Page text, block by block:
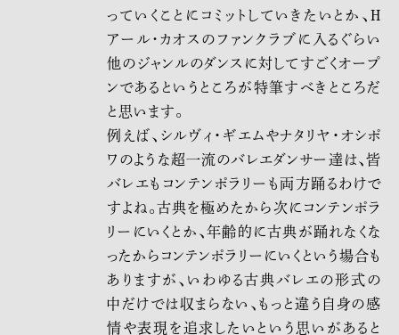
っていくことにコミットしていきたいとか、H
アール･カオスのファンクラブに入るぐらい
他のジャンルのダンスに対してすごくオープ
ンであるというところが特筆すべきところだ
と思います。
例えば、シルヴィ・ギエムやナタリヤ・オシポ
ワのような超一流のバレエダンサー達は、皆
バレエもコンテンポラリーも両方踊るわけで
すよね。古典を極めたから次にコンテンポラ
リーにいくとか、年齢的に古典が踊れなくな
ったからコンテンポラリーにいくという場合も
ありますが、いわゆる古典バレエの形式の
中だけでは収まらない、もっと違う自身の感
情や表現を追求したいという思いがあると